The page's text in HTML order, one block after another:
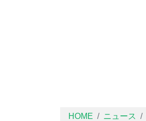
HOME ニュース